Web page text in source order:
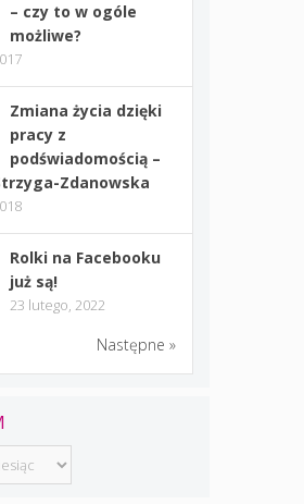
– czy to w ogóle
możliwe?
Zmiana życia dzięki
pracy z
podświadomością –
Zdanowska
Rolki na Facebooku
już są!
23 lutego, 2022
Następne »